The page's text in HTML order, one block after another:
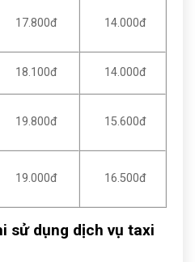
17.800đ 14.000đ
18.100đ 14.000đ
19.800đ 15.600đ
19.000đ 16.500đ
sử dụng dịch vụ taxi